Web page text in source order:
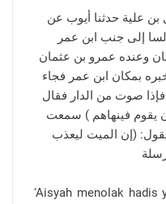
إلى جنب ابن عمر
وعنده عمرو بن عثمان
بمكان ابن عمر فجاء
صوت من الدار فقال
يقوم فينهاهم ) سمعت
(إن الميت ليعذب
‘Aisyah menolak hadis